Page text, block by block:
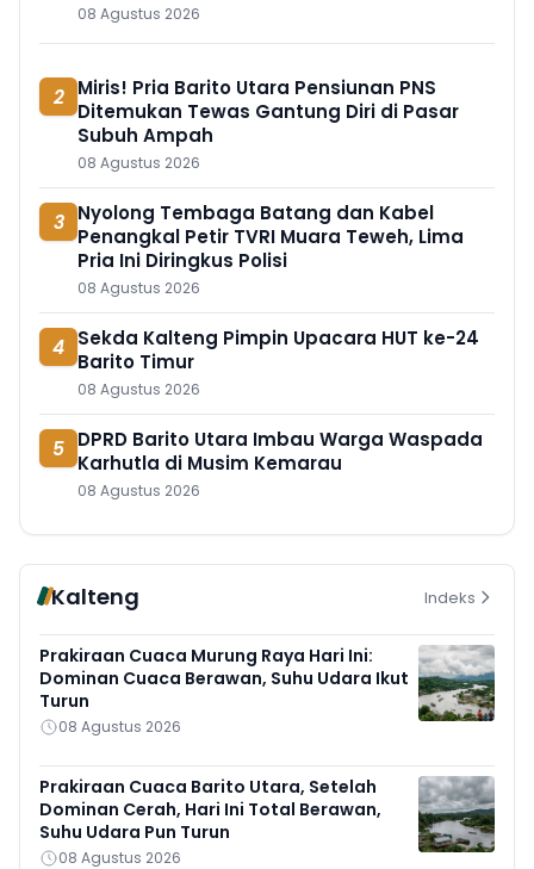
08 Agustus 2026
2 Miris! Pria Barito Utara Pensiunan PNS
Ditemukan Tewas Gantung Diri di Pasar
Subuh Ampah
08 Agustus 2026
3 Nyolong Tembaga Batang dan Kabel
Penangkal Petir TVRI Muara Teweh, Lima
Pria Ini Diringkus Polisi
08 Agustus 2026
4 Sekda Kalteng Pimpin Upacara HUT ke-24
Barito Timur
08 Agustus 2026
5 DPRD Barito Utara Imbau Warga Waspada
Karhutla di Musim Kemarau
08 Agustus 2026
Kalteng Indeks
Prakiraan Cuaca Murung Raya Hari Ini:
Dominan Cuaca Berawan, Suhu Udara Ikut
Turun
08 Agustus 2026
Prakiraan Cuaca Barito Utara, Setelah
Dominan Cerah, Hari Ini Total Berawan,
Suhu Udara Pun Turun
08 Agustus 2026